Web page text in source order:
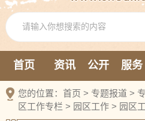
首页 资讯 公开 服务
新媒体
您的位置： 首页 > 专题报道 >
区工作专栏 > 园区工作 > 园区